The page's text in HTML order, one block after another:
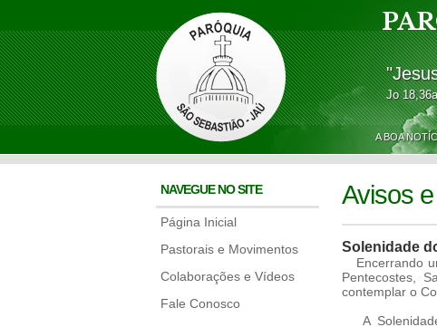
Jo
A BOA
NAVEGUE NO SITE
Página Inicial
Pastorais e Movimentos
Colaborações e Vídeos
Fale Conosco
Avisos
Solenidade
Encerrando
Pentecostes,
contemplar o
A